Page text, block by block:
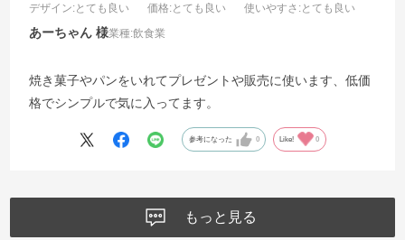
デザイン:とても良い 価格:とても良い 使いやすさ :とても良い
あーちゃん 業種:飲食業
焼き菓子やパンをいれてプレゼントや販売に使います、低価
格でシンプルで気に入ってます。
参考になった 0 Like! 0
もっと見る